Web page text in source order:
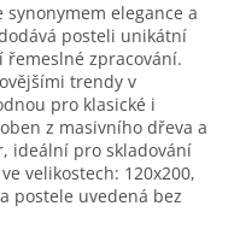
synonymem elegance a
posteli unikátní
zpracování.
trendy v
pro klasické i
z masivního dřeva a
ideální pro skladování
velikostech: 120x200,
postele uvedená bez